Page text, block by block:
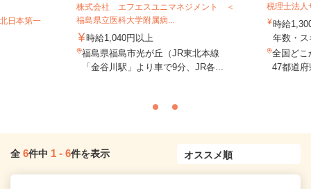
日本第一
株式会社 エフエスユニマネジメント ＜
福島県立医科大学附属病...
時給1,040円以上
福島県福島市光が丘（JR東北本線
「金谷川駅」より車で9分、JR各...
税理士法人
時給
年数・
全国どこ
47都道
全 6件中 1 - 6件を表示